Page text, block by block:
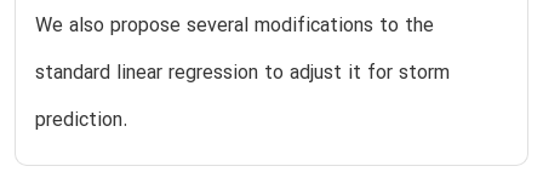
We also propose several modifications to the
standard linear regression to adjust it for storm
prediction.